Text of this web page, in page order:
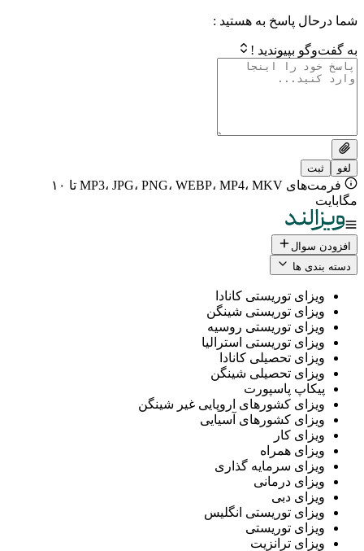
پاسخ به هستید :
!
فرمت‌های MP3، JPG، PNG، WEBP، MP4، MKV تا ۱۰
ها
توریستی کانادا
توریستی شینگن
توریستی روسیه
توریستی استرالیا
تحصیلی کانادا
تحصیلی شینگن
پاسپورت
کشورهای اروپایی غیر شینگن
کشورهای آسیایی
کار
همراه
سرمایه گذاری
درمانی
دبی
توریستی انگلیس
توریستی
ترانزیت